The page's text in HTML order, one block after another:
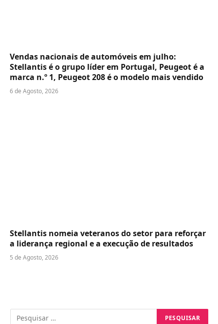
Vendas nacionais de automóveis em julho:
Stellantis é o grupo líder em Portugal, Peugeot é a
marca n.º 1, Peugeot 208 é o modelo mais vendido
6 de Agosto, 2026
Stellantis nomeia veteranos do setor para reforçar
a liderança regional e a execução de resultados
5 de Agosto, 2026